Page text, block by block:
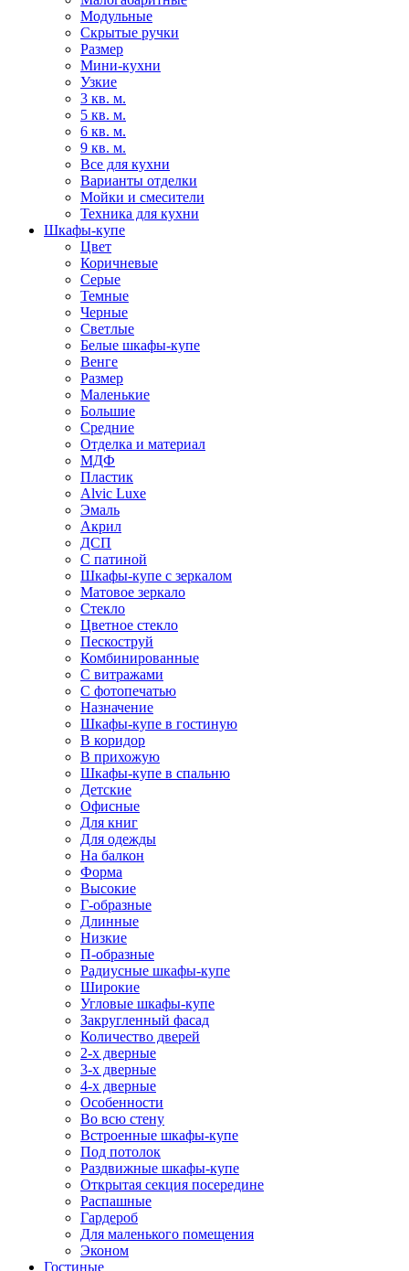
Модульные
Скрытые ручки
Размер
Мини-кухни
Узкие
3 кв. м.
5 кв. м.
6 кв. м.
9 кв. м.
Все для кухни
Варианты отделки
Мойки и смесители
Техника для кухни
Шкафы-купе
Цвет
Коричневые
Серые
Темные
Черные
Светлые
Белые шкафы-купе
Венге
Размер
Маленькие
Большие
Средние
Отделка и материал
МДФ
Пластик
Alvic Luxe
Эмаль
Акрил
ДСП
С патиной
Шкафы-купе с зеркалом
Матовое зеркало
Стекло
Цветное стекло
Пескоструй
Комбинированные
С витражами
С фотопечатью
Назначение
Шкафы-купе в гостиную
В коридор
В прихожую
Шкафы-купе в спальню
Детские
Офисные
Для книг
Для одежды
На балкон
Форма
Высокие
Г-образные
Длинные
Низкие
П-образные
Радиусные шкафы-купе
Широкие
Угловые шкафы-купе
Закругленный фасад
Количество дверей
2-х дверные
3-х дверные
4-х дверные
Особенности
Во всю стену
Встроенные шкафы-купе
Под потолок
Раздвижные шкафы-купе
Открытая секция посередине
Распашные
Гардероб
Для маленького помещения
Эконом
Гостиные